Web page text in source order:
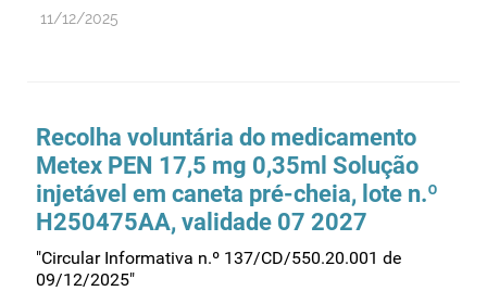
Medicamentos genéricos
Nanotecnologia
Planeamento
Plantas medicinais
Prescrição
Preços
11/12/2025
Recolha voluntária do medicamento
Metex PEN 17,5 mg 0,35ml Solução
injetável em caneta pré-cheia, lote n.º
H250475AA, validade 07 2027
"Circular Informativa n.º 137/CD/550.20.001 de
09/12/2025"